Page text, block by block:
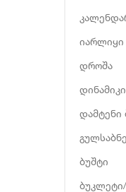
იარლიყი
დროშა
დინამიკი
დამტენი
ბუშტი